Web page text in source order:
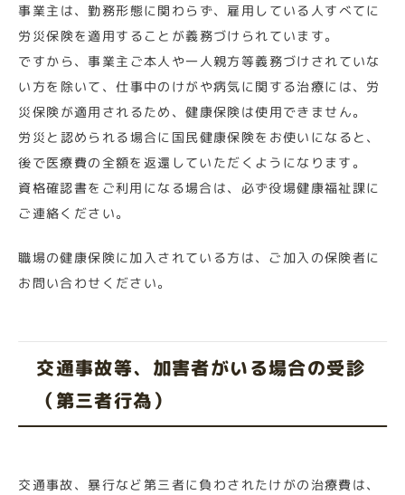
事業主は、勤務形態に関わらず、雇用している人すべてに
労災保険を適用することが義務づけられています。
ですから、事業主ご本人や一人親方等義務づけされていな
い方を除いて、仕事中のけがや病気に関する治療には、労
災保険が適用されるため、健康保険は使用できません。
労災と認められる場合に国民健康保険をお使いになると、
後で医療費の全額を返還していただくようになります。
資格確認書をご利用になる場合は、必ず役場健康福祉課に
ご連絡ください。
職場の健康保険に加入されている方は、ご加入の保険者に
お問い合わせください。
交通事故等、加害者がいる場合の受診
（第三者行為）
交通事故、暴行など第三者に負わされたけがの治療費は、